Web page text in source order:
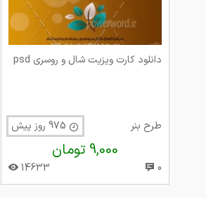
دانلود کارت ویزیت شال و روسری psd
طرح بنر
9,000 تومان
0
14633